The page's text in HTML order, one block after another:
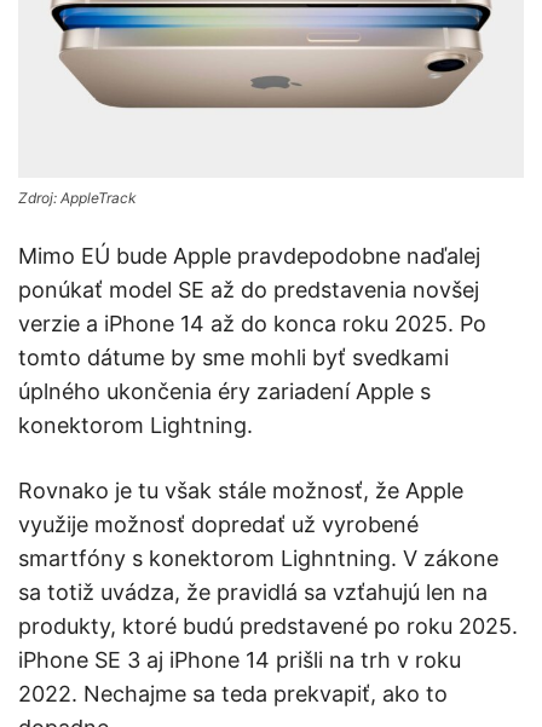
Zdroj: AppleTrack
Mimo EÚ bude Apple pravdepodobne naďalej
ponúkať model SE až do predstavenia novšej
verzie a iPhone 14 až do konca roku 2025. Po
tomto dátume by sme mohli byť svedkami
úplného ukončenia éry zariadení Apple s
konektorom Lightning.
Rovnako je tu však stále možnosť, že Apple
využije možnosť dopredať už vyrobené
smartfóny s konektorom Lighntning. V zákone
sa totiž uvádza, že pravidlá sa vzťahujú len na
produkty, ktoré budú predstavené po roku 2025.
iPhone SE 3 aj iPhone 14 prišli na trh v roku
2022. Nechajme sa teda prekvapiť, ako to